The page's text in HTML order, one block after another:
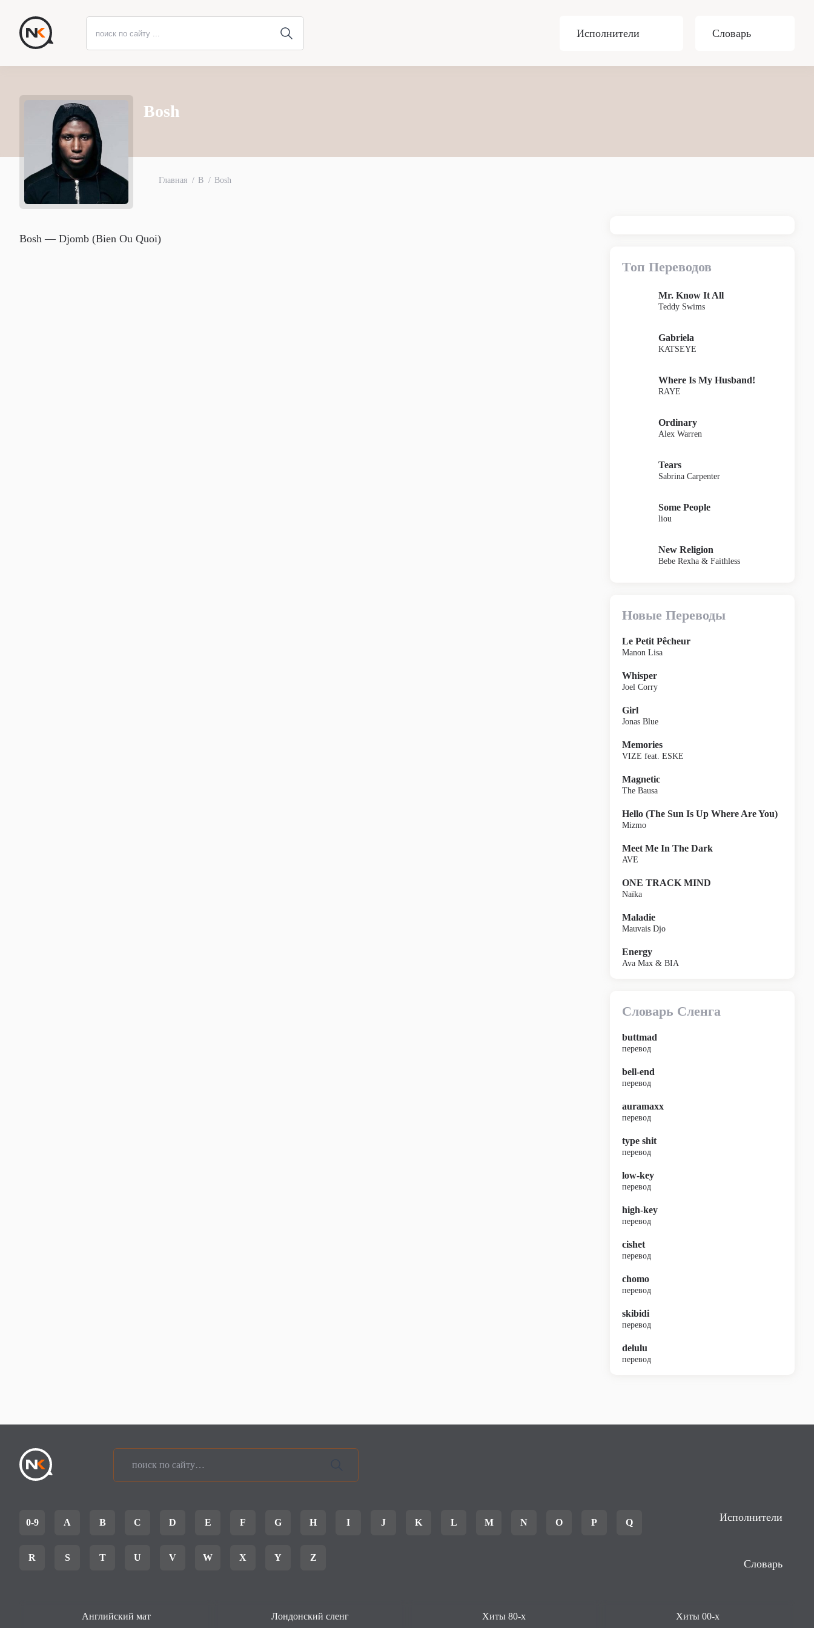
Исполнители Словарь
Bosh
Главная B Bosh
Bosh — Djomb (Bien Ou Quoi)
Топ Переводов
Mr. Know It All
Teddy Swims
Gabriela
KATSEYE
Where Is My Husband!
RAYE
Ordinary
Alex Warren
Tears
Sabrina Carpenter
Some People
liou
New Religion
Bebe Rexha & Faithless
Новые Переводы
Le Petit Pêcheur
Manon Lisa
Whisper
Joel Corry
Girl
Jonas Blue
Memories
VIZE feat. ESKE
Magnetic
The Bausa
Hello (The Sun Is Up Where Are You)
Mizmo
Meet Me In The Dark
AVE
ONE TRACK MIND
Naïka
Maladie
Mauvais Djo
Energy
Ava Max & BIA
Словарь Сленга
buttmad
перевод
bell-end
перевод
auramaxx
перевод
type shit
перевод
low-key
перевод
high-key
перевод
cishet
перевод
chomo
перевод
skibidi
перевод
delulu
перевод
0-9 A B C D E F G H I J K L M N O P Q
R S T U V W X Y Z
Исполнители
Словарь
Английский мат Лондонский сленг Хиты 80-х Хиты 00-х